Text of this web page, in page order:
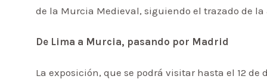
de la Murcia Medieval, siguiendo el trazado de
De Lima a Murcia, pasando por Madrid
La exposición, que se podrá visitar hasta el 12